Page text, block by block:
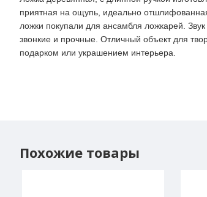
приятная на ощупь, идеально
ложки покупали для ансамбля ложкарей.
звонкие и прочные. Отличный объект для
подарком или украшением интерьера.
Похожие товары